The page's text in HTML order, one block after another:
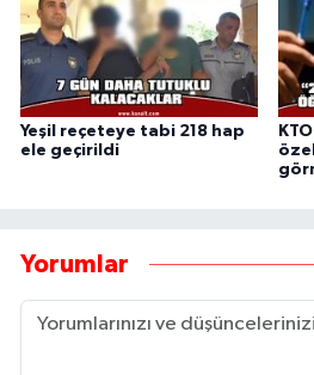
Yeşil reçeteye tabi 218 hap
ele geçirildi
Yorumlar